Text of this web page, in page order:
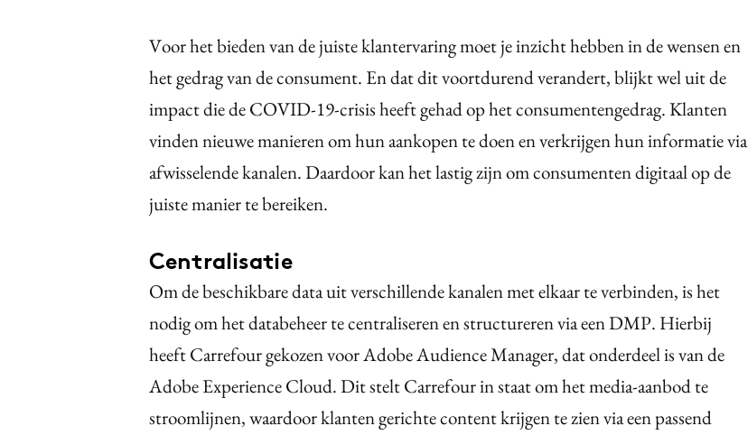
Voor het bieden van de juiste klantervaring moet je inzicht hebben in de wensen en
het gedrag van de consument. En dat dit voortdurend verandert, blijkt wel uit de
impact die de COVID-19-crisis heeft gehad op het consumentengedrag. Klanten
vinden nieuwe manieren om hun aankopen te doen en verkrijgen hun informatie via
afwisselende kanalen. Daardoor kan het lastig zijn om consumenten digitaal op de
juiste manier te bereiken.
Centralisatie
Om de beschikbare data uit verschillende kanalen met elkaar te verbinden, is het
nodig om het databeheer te centraliseren en structureren via een DMP. Hierbij
heeft Carrefour gekozen voor Adobe Audience Manager, dat onderdeel is van de
Adobe Experience Cloud. Dit stelt Carrefour in staat om het media-aanbod te
stroomlijnen, waardoor klanten gerichte content krijgen te zien via een passend